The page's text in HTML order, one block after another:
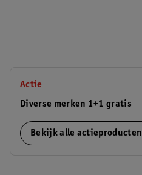
Actie
Diverse merken 1+1 gratis
Bekijk alle actieproducten